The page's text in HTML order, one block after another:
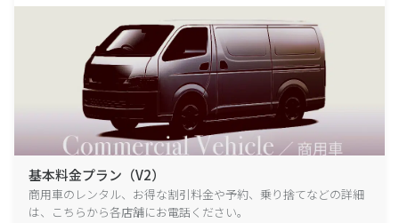
基本料金プラン（V2）
商用車のレンタル、お得な割引料金や予約、乗り捨てなどの詳細
は、こちらから各店舗にお電話ください。